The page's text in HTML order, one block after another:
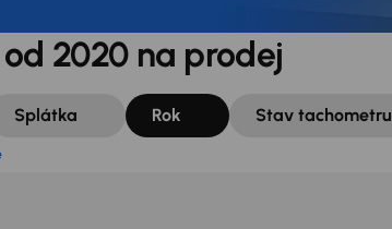
2020 na prodej
Splátka Rok Stav tachometru